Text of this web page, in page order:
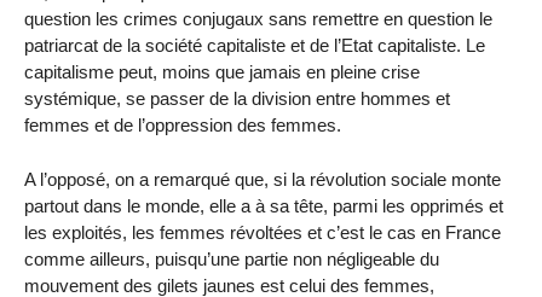
question les crimes conjugaux sans remettre en question le
patriarcat de la société capitaliste et de l’Etat capitaliste. Le
capitalisme peut, moins que jamais en pleine crise
systémique, se passer de la division entre hommes et
femmes et de l’oppression des femmes.
A l’opposé, on a remarqué que, si la révolution sociale monte
partout dans le monde, elle a à sa tête, parmi les opprimés et
les exploités, les femmes révoltées et c’est le cas en France
comme ailleurs, puisqu’une partie non négligeable du
mouvement des gilets jaunes est celui des femmes,